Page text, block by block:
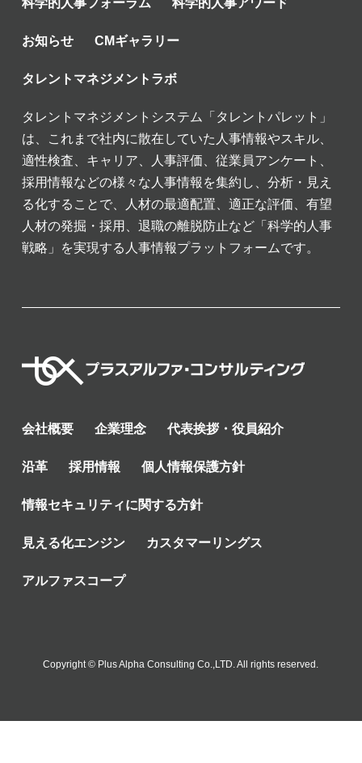
科学的人事フォーラム 科学的人事アワード
お知らせ CMギャラリー
タレントマネジメントラボ
タレントマネジメントシステム「タレントパレット」
は、これまで社内に散在していた人事情報やスキル、
適性検査、キャリア、人事評価、従業員アンケート、
採用情報などの様々な人事情報を集約し、分析・見え
る化することで、人材の最適配置、適正な評価、有望
人材の発掘・採用、退職の離脱防止など「科学的人事
戦略」を実現する人事情報プラットフォームです。
会社概要 企業理念 代表挨拶・役員紹介
沿革 採用情報 個人情報保護方針
情報セキュリティに関する方針
見える化エンジン カスタマーリングス
アルファスコープ
Copyright © Plus Alpha Consulting Co.,LTD. All rights reserved.